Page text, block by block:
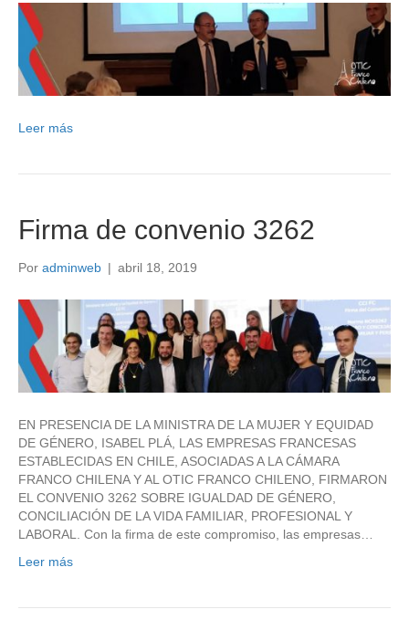
Leer más
Firma de convenio 3262
Por adminweb | abril 18, 2019
EN PRESENCIA DE LA MINISTRA DE LA MUJER Y EQUIDAD
DE GÉNERO, ISABEL PLÁ, LAS EMPRESAS FRANCESAS
ESTABLECIDAS EN CHILE, ASOCIADAS A LA CÁMARA
FRANCO CHILENA Y AL OTIC FRANCO CHILENO, FIRMARON
EL CONVENIO 3262 SOBRE IGUALDAD DE GÉNERO,
CONCILIACIÓN DE LA VIDA FAMILIAR, PROFESIONAL Y
LABORAL. Con la firma de este compromiso, las empresas…
Leer más